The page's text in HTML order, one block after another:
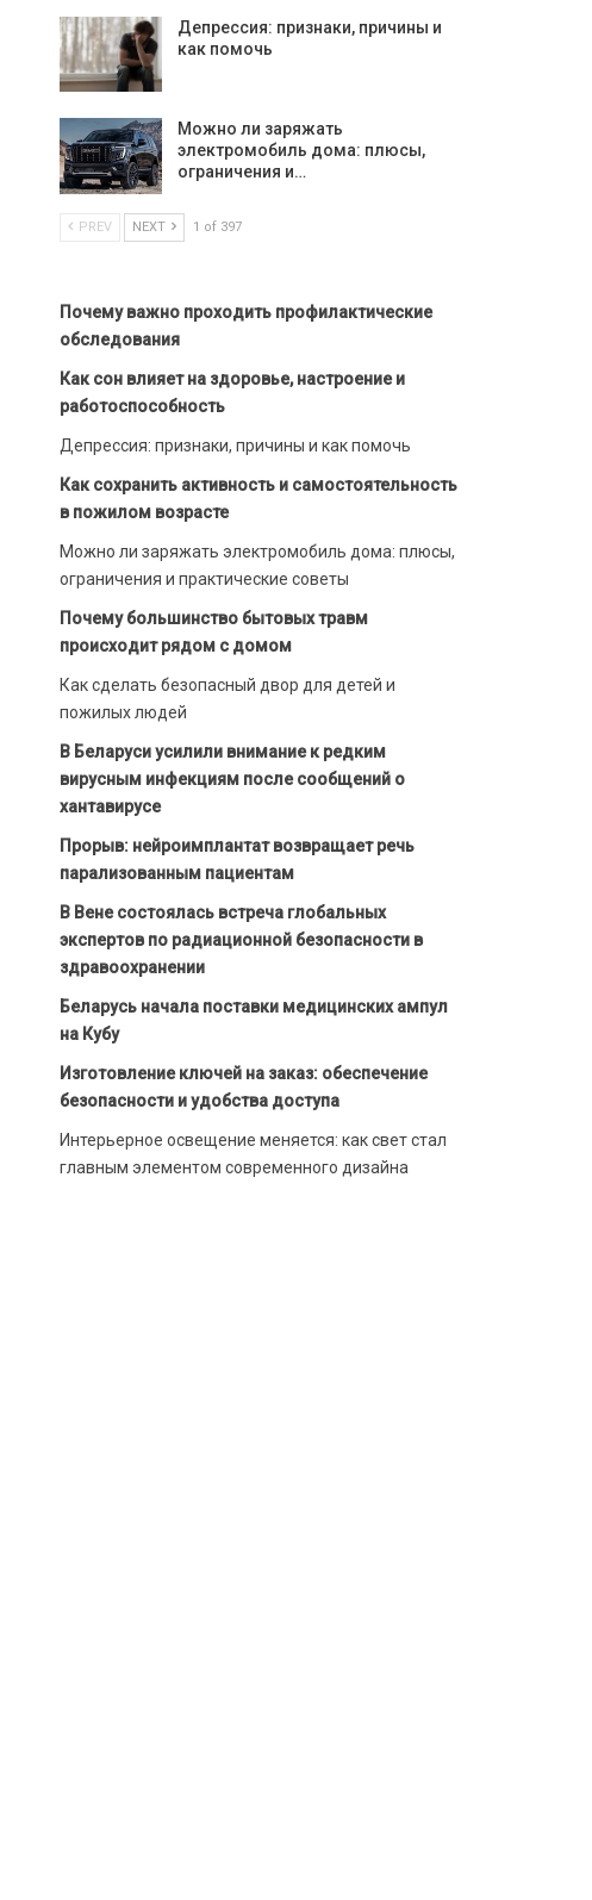
Депрессия: признаки, причины и
как помочь
Можно ли заряжать
электромобиль дома: плюсы,
ограничения и…
PREV NEXT 1 of 397
Почему важно проходить профилактические
обследования
Как сон влияет на здоровье, настроение и
работоспособность
Депрессия: признаки, причины и как помочь
Как сохранить активность и самостоятельность
в пожилом возрасте
Можно ли заряжать электромобиль дома: плюсы,
ограничения и практические советы
Почему большинство бытовых травм
происходит рядом с домом
Как сделать безопасный двор для детей и
пожилых людей
В Беларуси усилили внимание к редким
вирусным инфекциям после сообщений о
хантавирусе
Прорыв: нейроимплантат возвращает речь
парализованным пациентам
В Вене состоялась встреча глобальных
экспертов по радиационной безопасности в
здравоохранении
Беларусь начала поставки медицинских ампул
на Кубу
Изготовление ключей на заказ: обеспечение
безопасности и удобства доступа
Интерьерное освещение меняется: как свет стал
главным элементом современного дизайна